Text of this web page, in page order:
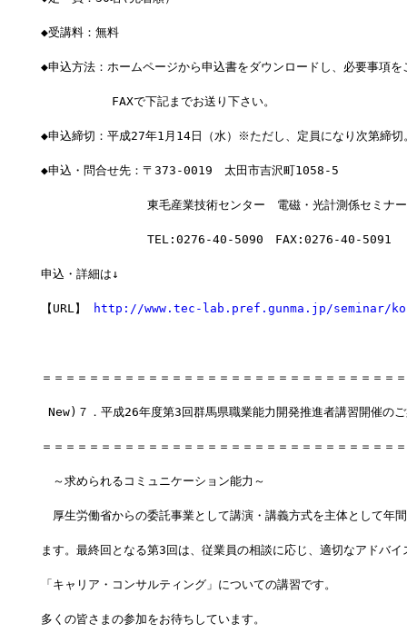
◆受講料：無料
◆申込方法：ホームページから申込書をダウンロードし、必要事項を
FAXで下記までお送り下さい。
◆申込締切：平成27年1月14日（水）※ただし、定員になり次第締切
◆申込・問合せ先：〒373-0019　太田市吉沢町1058-5
東毛産業技術センター　電磁・光計測係セミナー
TEL:0276-40-5090　FAX:0276-40-5091
申込・詳細は↓
【URL】 http://www.tec-lab.pref.gunma.jp/seminar/
＝＝＝＝＝＝＝＝＝＝＝＝＝＝＝＝＝＝＝＝＝＝＝＝＝＝＝＝＝＝
New)７．平成26年度第3回群馬県職業能力開発推進者講習開催の
＝＝＝＝＝＝＝＝＝＝＝＝＝＝＝＝＝＝＝＝＝＝＝＝＝＝＝＝＝＝
～求められるコミュニケーション能力～
厚生労働省からの委託事業として講演・講義方式を主体として年
ます。最終回となる第3回は、従業員の相談に応じ、適切なアドバイ
「キャリア・コンサルティング」についての講習です。
多くの皆さまの参加をお待ちしています。